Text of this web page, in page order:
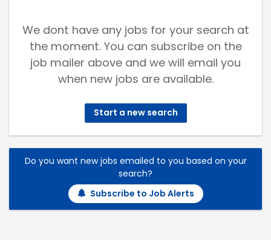
We dont have any jobs for your search at
the moment. You can subscribe on the
job mailer above and we will email you
when new jobs are available.
Start a new search
Do you want new jobs emailed to you based on your
search?
Subscribe to Job Alerts